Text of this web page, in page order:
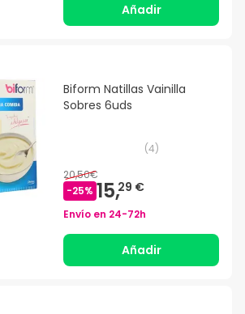
Añadir
Biform Natillas Vainilla
Sobres 6uds
(4)
20,50€
-25% 15,29 €
Envío en 24-72h
Añadir